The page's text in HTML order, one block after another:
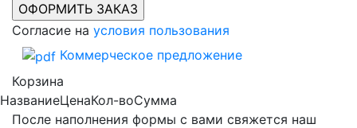
Согласие на условия пользования
Коммерческое предложение
Корзина
НазваниеЦенаКол-воСумма
После наполнения формы с вами свяжется наш